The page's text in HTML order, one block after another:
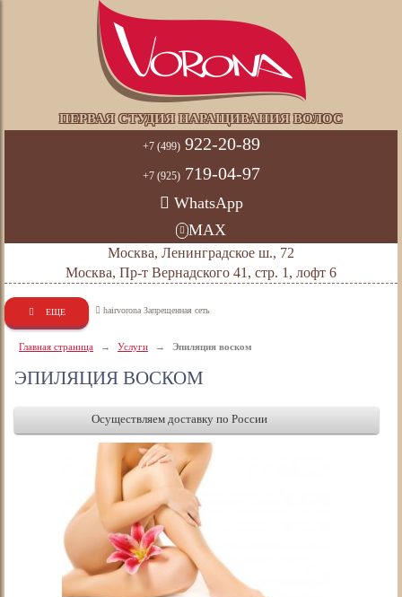
ПЕРВАЯ СТУДИЯ НАРАЩИВАНИЯ ВОЛОС
+7 (499) 922-20-89
+7 (925) 719-04-97
WhatsApp
MAX
Москва, Ленинградское ш., 72
Москва, Пр-т Вернадского 41, стр. 1, лофт 6
ЕЩЕ hairvorona Запрещенная сеть
Главная страница → Услуги → Эпиляция воском
ЭПИЛЯЦИЯ ВОСКОМ
Осуществляем доставку по России